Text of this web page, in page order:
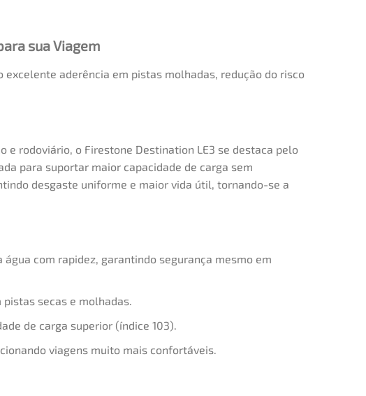
sua Viagem
excelente aderência em pistas molhadas, redução do risco
rodoviário, o Firestone Destination LE3 se destaca pelo
para suportar maior capacidade de carga sem
desgaste uniforme e maior vida útil, tornando-se a
com rapidez, garantindo segurança mesmo em
secas e molhadas.
de carga superior (índice 103).
viagens muito mais confortáveis.